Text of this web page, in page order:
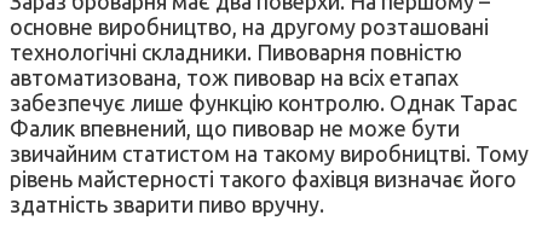
основне виробництво, на другому розташовані
технологічні складники. Пивоварня повністю
автоматизована, тож пивовар на всіх етапах
забезпечує лише функцію контролю. Однак Тарас
Фалик впевнений, що пивовар не може бути
звичайним статистом на такому виробництві. Тому
рівень майстерності такого фахівця визначає його
здатність зварити пиво вручну.